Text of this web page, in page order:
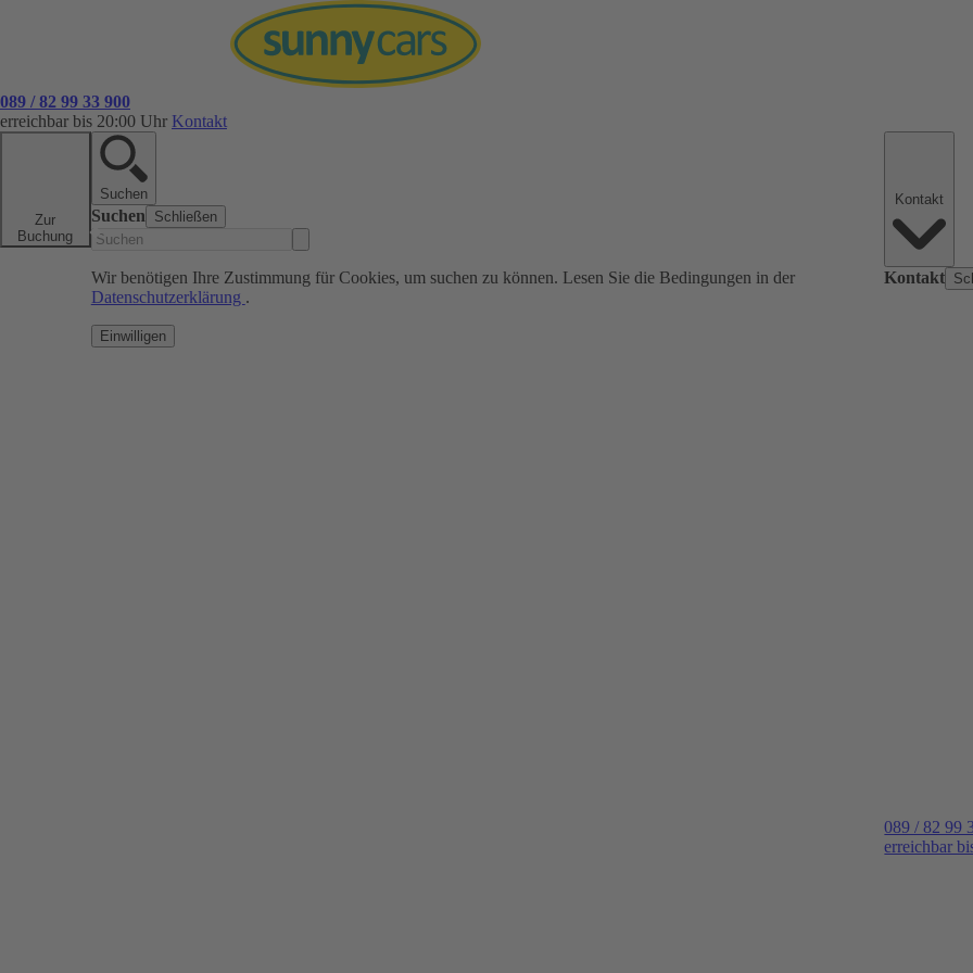
089 / 82 99 33 900
erreichbar bis 20:00 Uhr Kontakt
Zur
Buchung
Suchen
Suchen Schließen
Wir benötigen Ihre Zustimmung für Cookies, um suchen zu können. Lesen Sie die Bedingungen in der
Datenschutzerklärung .
Einwilligen
Kontakt
089 / 82 99
erreichbar